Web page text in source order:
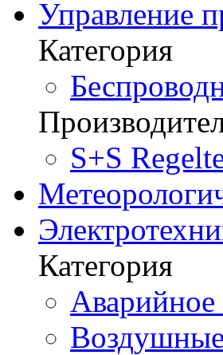
Управление
Категория
S+S
Категория